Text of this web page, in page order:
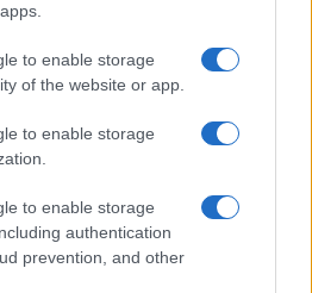
to enable storage
of the website or app.
to enable storage
to enable storage
authentication
prevention, and other